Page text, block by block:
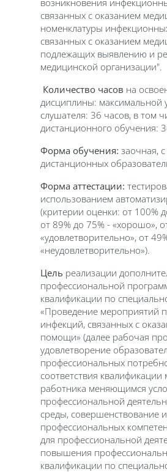
связанных с оказанием
номенклатуры
связанных с оказанием
подлежащих выявлению и
медицинской организации".
Количество часов на
дисциплины: максимальной
слушателя: 36 часов, в том
дистанционного обучения:
Форма обучения: заочная,
дистанционных
Форма аттестации:
использованием
(критерии оценки: от 100%
от 89% до 75% - «хорошо»,
«удовлетворительно», от
«неудовлетворительно»).
Цель реализации
профессиональной
квалификации по
«Проведение мероприятий
инфекций, связанных с
помощи» (далее рабочая
удовлетворение
профессиональных
соответствия квалификации
работника меняющимся
профессиональной
среды, совершенствование
профессиональных
для профессиональной
повышения
квалификации по